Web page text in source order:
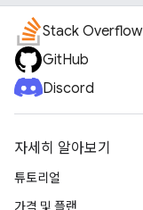
Stack Overflow
GitHub
Discord
자세히 알아보기
튜토리얼
가격 및 플랜